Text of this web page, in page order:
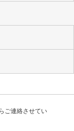
ご連絡させてい